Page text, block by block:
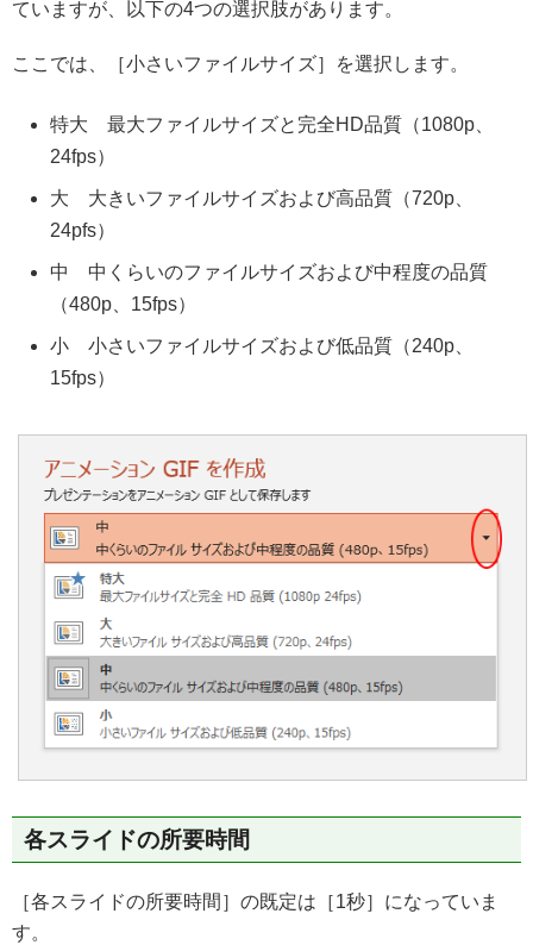
ていますが、以下の4つの選択肢があります。
ここでは、［小さいファイルサイズ］を選択します。
特大 最大ファイルサイズと完全HD品質（1080p、
24fps）
大 大きいファイルサイズおよび高品質（720p、
24pfs）
中 中くらいのファイルサイズおよび中程度の品質
（480p、15fps）
小 小さいファイルサイズおよび低品質（240p、
15fps）
各スライドの所要時間
［各スライドの所要時間］の既定は［1秒］になっていま
す。